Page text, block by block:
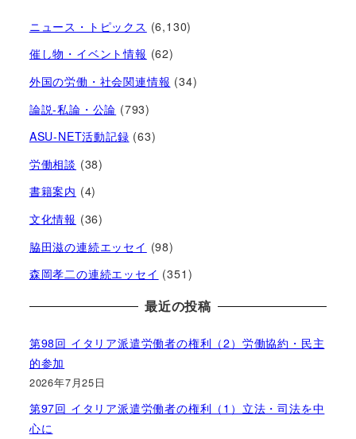
ニュース・トピックス (6,130)
催し物・イベント情報 (62)
外国の労働・社会関連情報 (34)
論説-私論・公論 (793)
ASU-NET活動記録 (63)
労働相談 (38)
書籍案内 (4)
文化情報 (36)
脇田滋の連続エッセイ (98)
森岡孝二の連続エッセイ (351)
最近の投稿
第98回 イタリア派遣労働者の権利（2）労働協約・民主
的参加
2026年7月25日
第97回 イタリア派遣労働者の権利（1）立法・司法を中
心に